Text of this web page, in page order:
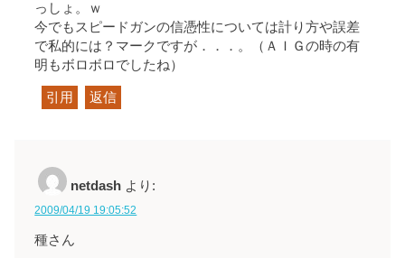
っしょ。ｗ
今でもスピードガンの信憑性については計り方や誤差
で私的には？マークですが．．．。（ＡＩＧの時の有
明もボロボロでしたね）
引用 返信
netdash より:
2009/04/19 19:05:52
種さん